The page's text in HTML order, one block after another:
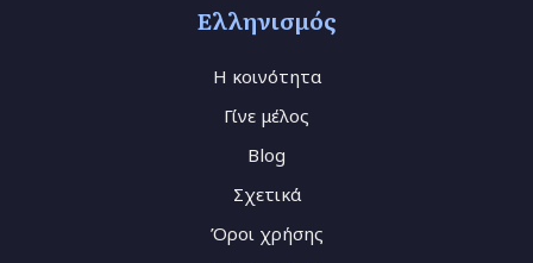
Ελληνισμός
Η κοινότητα
Γίνε μέλος
Blog
Σχετικά
Όροι χρήσης